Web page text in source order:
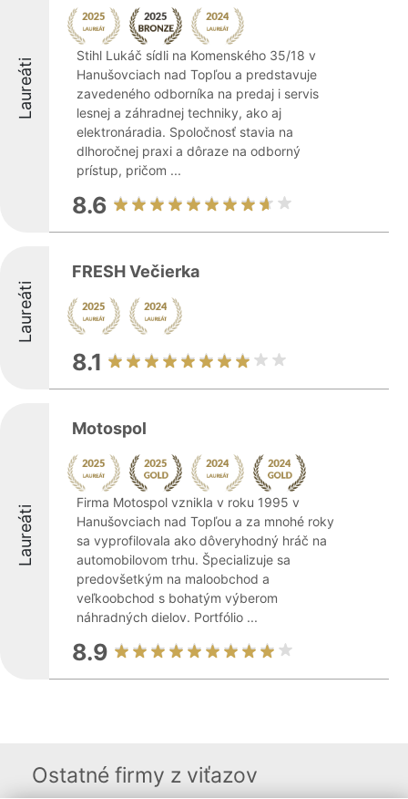
Laureáti
Stihl Lukáč sídli na Komenského 35/18 v
Hanušovciach nad Topľou a predstavuje
zavedeného odborníka na predaj i servis
lesnej a záhradnej techniky, ako aj
elektronáradia. Spoločnosť stavia na
dlhoročnej praxi a dôraze na odborný
prístup, pričom ...
8.6
Laureáti
FRESH Večierka
8.1
Laureáti
Motospol
Firma Motospol vznikla v roku 1995 v
Hanušovciach nad Topľou a za mnohé roky
sa vyprofilovala ako dôveryhodný hráč na
automobilovom trhu. Špecializuje sa
predovšetkým na maloobchod a
veľkoobchod s bohatým výberom
náhradných dielov. Portfólio ...
8.9
Ostatné firmy z viťazov